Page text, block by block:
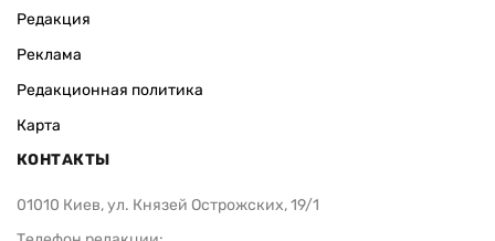
Редакция
Реклама
Редакционная политика
Карта
КОНТАКТЫ
01010 Киев, ул. Князей Острожских, 19/1